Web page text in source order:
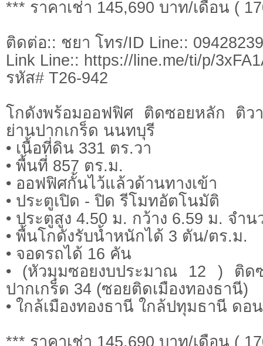
*** ราคาเช่า 145,690 บาท/เดือน (
ติดต่อ:: ชยา โทร/ID Line::
Link Line:: https://line.me/ti/p/
รหัส# T26-942
โกดังพร้อมออฟฟิศ ติดซอยหลัก ติว
ย่านปากเกร็ด นนทบุรี
• เนื้อที่ดิน 331 ตร.วา
• พื้นที่ 857 ตร.ม.
• ออฟฟิศกั้นไว้แล้วด้านทางเข้า
• ประตูเปิด - ปิด รีโมทอัตโนมัติ
• ประตูสูง 4.50 ม. กว้าง 6.59 ม. จำ
• พื้นโกดังรับน้ำหนักได้ 3 ตัน/ตร.ม.
• จอดรถได้ 16 คัน
• (หัวมุมซอยงบประมาณ 12 ) ติด
ปากเกร็ด 34 (ซอยติดเมืองทองธานี)
• ใกล้เมืองทองธานี ใกล้ปทุมธานี ดอ
*** ราคาเช่า 145,690 บาท/เดือน (